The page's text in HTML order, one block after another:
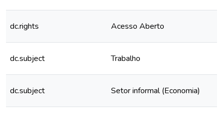
dc.rights Acesso Aberto
dc.subject Trabalho
dc.subject Setor informal (Economia)